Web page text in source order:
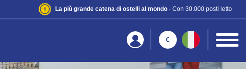
La più grande catena di ostelli al mondo- Con 30.000 posti letto
€